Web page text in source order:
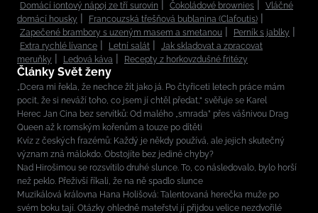
Domácí iontový nápoj ze tří surovin
Čokoládové brownies
Vláčné
domácí housky
Francouzská třešňová bublanina (Clafoutis)
Zapečené brambory s uzeným masem a smetanou
Perník s jablky
Extra rychlé lívance
Letní salát
Jak skladovat a zpracovat
meruňky
Ledová káva Recepty z horkovzdušné fritézy
Články Svět ženy
„Dcera mi řekla, že nechce žít jako já. Po čtyřiceti letech práce mám
pocit, že si neváží toho, co jsem jí chtěl předat,“ svěřuje se Karel
Herec Jan Cina bez servítků: Od malého „smrada” přes vášnivou Drag
Queen až k romským kořenům a touze po dítěti
Kvíz z českých frazémů: Každý je někdy používá, ale jejich skutečný
význam zná málokdo. Obstojíte bez jediné chyby?
Nad Hirošimou se rozsvítilo druhé slunce. To, co následovalo, bylo horší
než peklo. Přeživší říkali, že na ně spadlo slunce
Muzikálová královna Hana Holišová: Talentovaná herečka muže po
svém boku tají. Otázky ohledně mateřství jí přijdou velice nezdvořilé